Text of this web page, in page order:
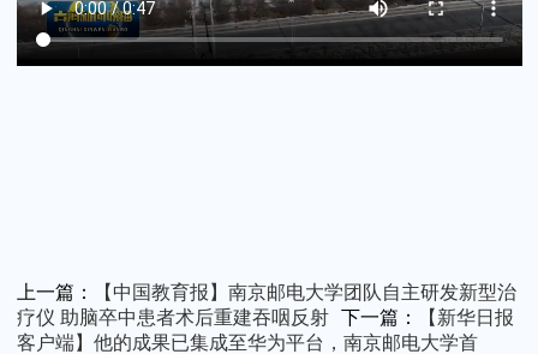
上一篇：
【中国教育报】南京邮电大学团队自主研发新型治
疗仪 助脑卒中患者术后重建吞咽反射
下一篇：
【新华日报
客户端】他的成果已集成至华为平台，南京邮电大学首